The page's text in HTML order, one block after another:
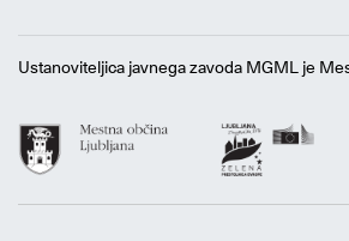
Ustanoviteljica javnega zavoda MGML je